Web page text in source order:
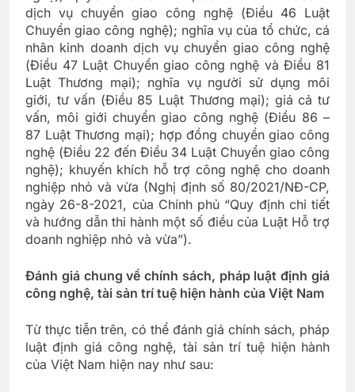
dịch vụ chuyển giao công nghệ (Điều 46 Luật
Chuyển giao công nghệ); nghĩa vụ của tổ chức, cá
nhân kinh doanh dịch vụ chuyển giao công nghệ
(Điều 47 Luật Chuyển giao công nghệ và Điều 81
Luật Thương mại); nghĩa vụ người sử dụng môi
giới, tư vấn (Điều 85 Luật Thương mại); giá cả tư
vấn, môi giới chuyển giao công nghệ (Điều 86 –
87 Luật Thương mại); hợp đồng chuyển giao công
nghệ (Điều 22 đến Điều 34 Luật Chuyển giao công
nghệ); khuyến khích hỗ trợ công nghệ cho doanh
nghiệp nhỏ và vừa (Nghị định số 80/2021/NĐ-CP,
ngày 26-8-2021, của Chính phủ “Quy định chi tiết
và hướng dẫn thi hành một số điều của Luật Hỗ trợ
doanh nghiệp nhỏ và vừa”).
Đánh giá chung về chính sách, pháp luật định giá
công nghệ, tài sản trí tuệ hiện hành của Việt Nam
Từ thực tiễn trên, có thể đánh giá chính sách, pháp
luật định giá công nghệ, tài sản trí tuệ hiện hành
của Việt Nam hiện nay như sau: